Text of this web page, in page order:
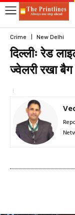
Crime New Delhi
दिल्लीः रेड
ज्वेलरी रखा